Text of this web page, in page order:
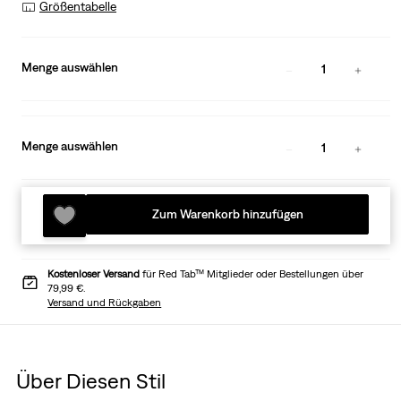
Größentabelle
Menge auswählen 1
Menge auswählen 1
Zum Warenkorb hinzufügen
Kostenloser Versand für Red Tab™ Mitglieder oder Bestellungen über
79,99 €.
Versand und Rückgaben
Über Diesen Stil